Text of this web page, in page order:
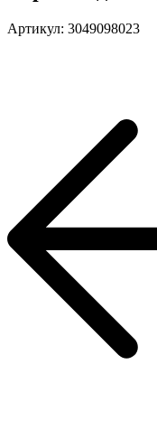
Артикул: 3049098023